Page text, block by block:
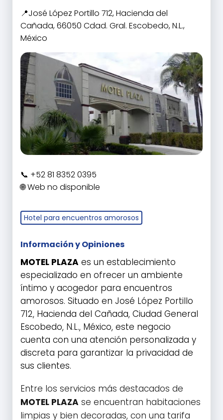
+52 81 8352 0395
Web no disponible
José López Portillo 712, Hacienda del
Cañada, 66050 Cdad. Gral. Escobedo, N.L.,
México
Hotel para encuentros amorosos
Información y Opiniones
MOTEL PLAZA es un establecimiento
especializado en ofrecer un ambiente
íntimo y acogedor para encuentros
amorosos. Situado en José López Portillo
712, Hacienda del Cañada, Ciudad General
Escobedo, N.L., México, este negocio
cuenta con una atención personalizada y
discreta para garantizar la privacidad de
sus clientes.
Entre los servicios más destacados de
MOTEL PLAZA se encuentran habitaciones
limpias y bien decoradas, con una tarifa